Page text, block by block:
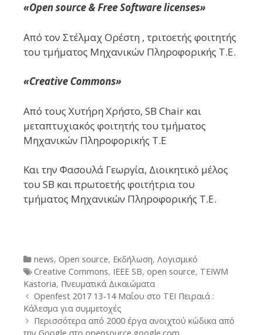
«Open source & Free Software licenses»
Από τον Στέλμαχ Ορέστη , τριτοετής φοιτητής
του τμήματος Μηχανικών Πληροφορικής Τ.Ε.
«Creative Commons»
Από τους Χυτήρη Χρήστο, SB Chair και
μεταπτυχιακός φοιτητής του τμήματος
Μηχανικών Πληροφορικής Τ.Ε
Και την Φασουλά Γεωργία, Διοικητικό μέλος
του SB και πρωτοετής φοιτήτρια του
τμήματος Μηχανικών Πληροφορικής Τ.Ε.
Categories
news, Open source, Εκδήλωση, Λογισμικό
Tags
Creative Commons, IEEE SB, open source, TEIWM
Kastoria, Πνευματικά Δικαιώματα
Post
navigation
Openfest 2017 13-14 Μαΐου στο TEI Πειραιά :
Κάλεσμα για συμμετοχές
Περισσότερα από 2000 έργα ανοιχτού κώδικα από